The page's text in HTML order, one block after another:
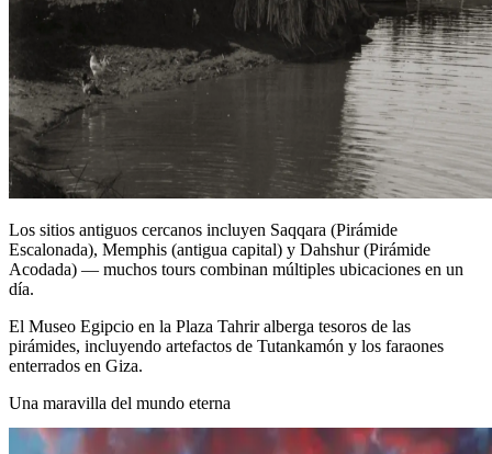
Los sitios antiguos cercanos incluyen Saqqara (Pirámide
Escalonada), Memphis (antigua capital) y Dahshur (Pirámide
Acodada) — muchos tours combinan múltiples ubicaciones en un
día.
El Museo Egipcio en la Plaza Tahrir alberga tesoros de las
pirámides, incluyendo artefactos de Tutankamón y los faraones
enterrados en Giza.
Una maravilla del mundo eterna